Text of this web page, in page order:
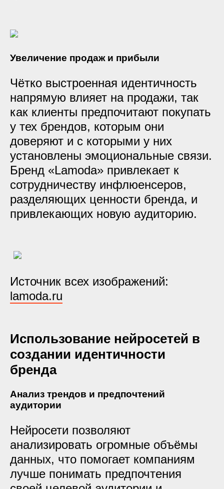
Увеличение продаж и прибыли
Чётко выстроенная идентичность
напрямую влияет на продажи, так
как клиенты предпочитают покупать
у тех брендов, которым они
доверяют и с которыми у них
установлены эмоциональные связи.
Бренд «Lamoda» привлекает к
сотрудничеству инфлюенсеров,
разделяющих ценности бренда, и
привлекающих новую аудиторию.
Источник всех изображений:
lamoda.ru
Использование нейросетей в
создании идентичности
бренда
Анализ трендов и предпочтений
аудитории
Нейросети позволяют
анализировать огромные объёмы
данных, что помогает компаниям
лучше понимать предпочтения